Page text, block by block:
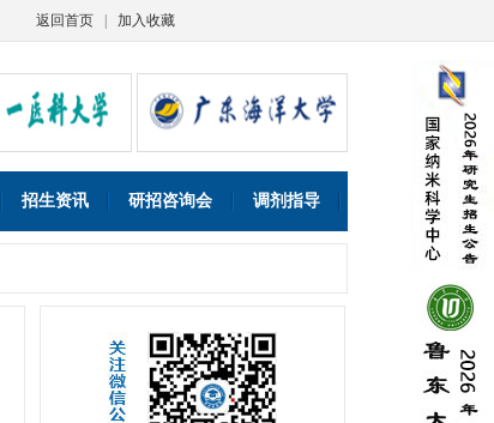
返回首页 加入收藏
招生资讯 研招咨询会 调剂指导